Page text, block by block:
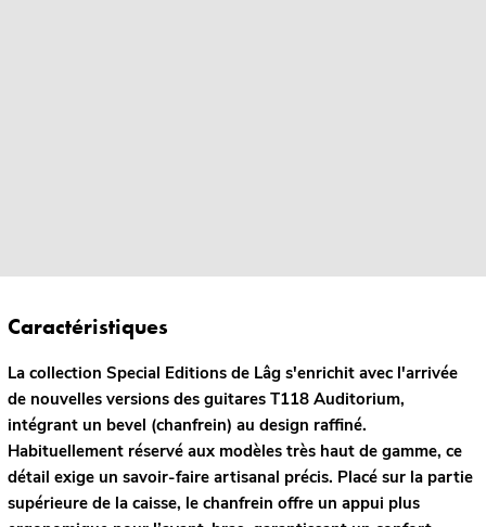
Caractéristiques
La collection Special Editions de Lâg s'enrichit avec l'arrivée
de nouvelles versions des guitares T118 Auditorium,
intégrant un bevel (chanfrein) au design raffiné.
Habituellement réservé aux modèles très haut de gamme, ce
détail exige un savoir-faire artisanal précis. Placé sur la partie
supérieure de la caisse, le chanfrein offre un appui plus